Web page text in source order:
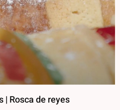
| Rosca de reyes